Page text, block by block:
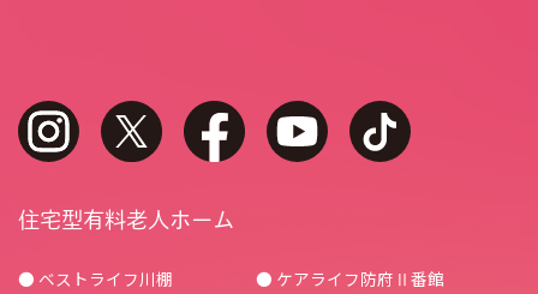
instagram twitter facebook youtube
住宅型有料老人ホーム
● ベストライフ川棚
● ケアライフ防府Ⅱ番館